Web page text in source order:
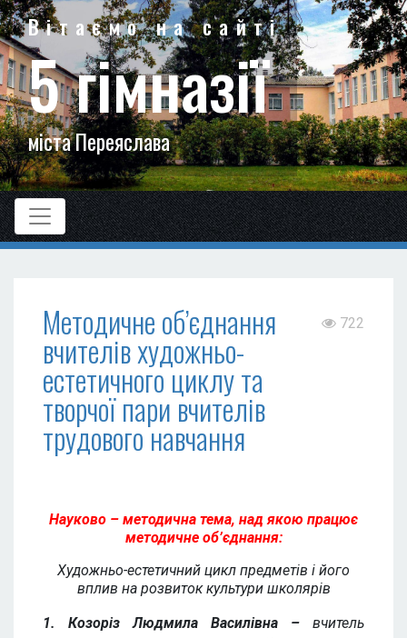
Вітаємо на сайті
5 гімназії
міста Переяслава
Методичне об’єднання
вчителів художньо-
естетичного циклу та
творчої пари вчителів
трудового навчання
722
Науково – методична тема, над якою працює
методичне об’єднання:
Художньо-естетичний цикл предметів і його
вплив на розвиток культури школярів
1. Козоріз Людмила Василівна – вчитель